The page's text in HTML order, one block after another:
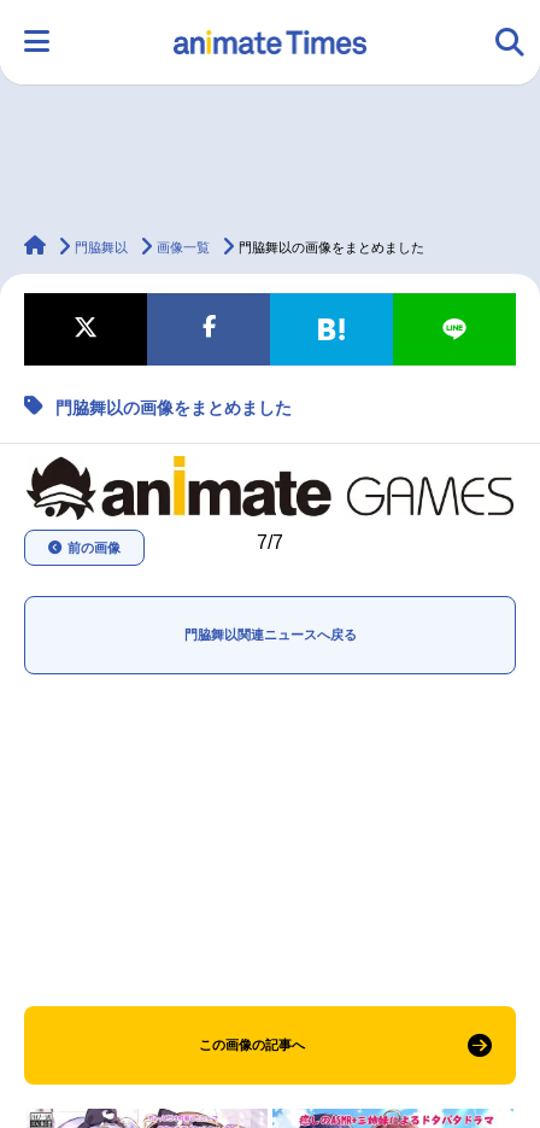
ラジオ みんなの声 グッズ
マンガ・ラノベ ゲーム・アプリ 音楽 コスプレ
最新記事一覧
アニメ記事一覧
今期アニメ曜日別一覧
animateTimes
門脇舞以 画像一覧 門脇舞以の画像をまとめました
門脇舞以の画像をまとめました
7/7
前の画像
門脇舞以関連ニュースへ戻る
この画像の記事へ